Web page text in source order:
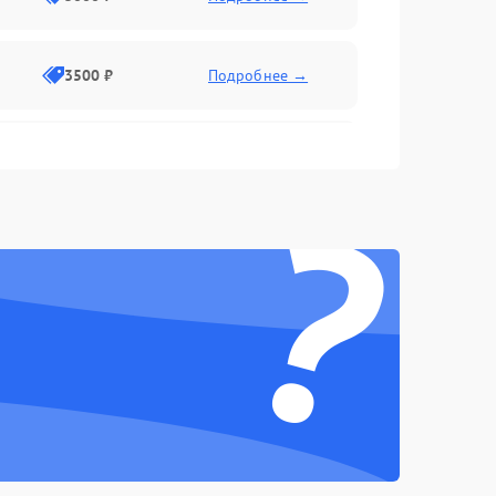
3500 ₽ Подробнее →
2000 ₽ Подробнее →
Подробнее →
Подробнее →
?